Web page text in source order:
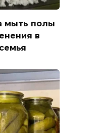
мыть полы
в